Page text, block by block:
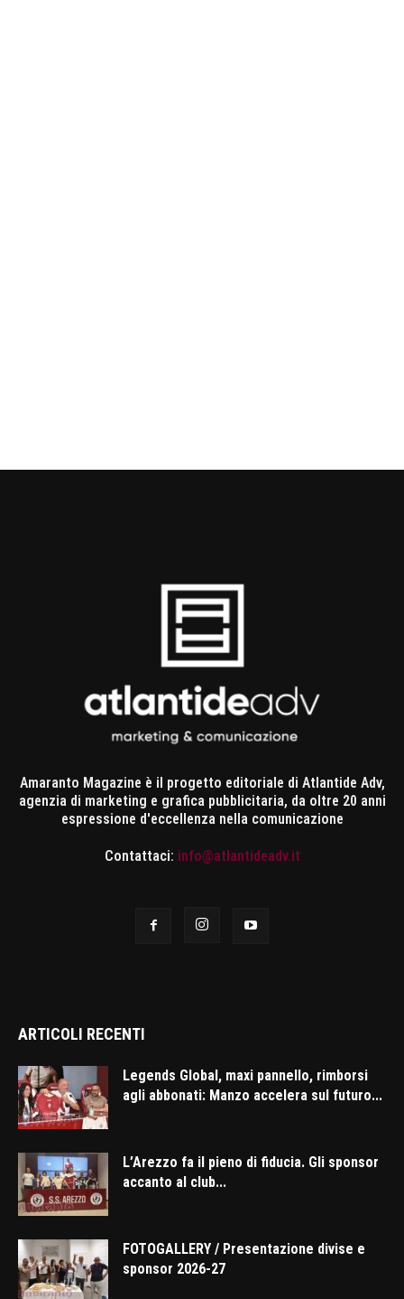
Amaranto Magazine è il progetto editoriale di Atlantide Adv,
agenzia di marketing e grafica pubblicitaria, da oltre 20 anni
espressione d'eccellenza nella comunicazione
Contattaci: info@atlantideadv.it
ARTICOLI RECENTI
Legends Global, maxi pannello, rimborsi
agli abbonati: Manzo accelera sul futuro...
L’Arezzo fa il pieno di fiducia. Gli sponsor
accanto al club...
FOTOGALLERY / Presentazione divise e
sponsor 2026-27